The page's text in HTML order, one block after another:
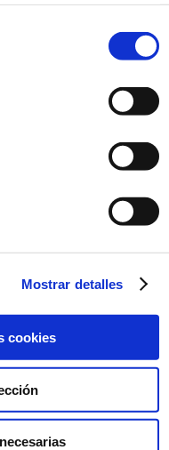
Mostrar detalles
cookies
derivados.